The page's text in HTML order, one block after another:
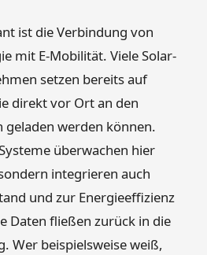
ist die Verbindung von
mit E-Mobilität. Viele Solar-
setzen bereits auf
direkt vor Ort an den
geladen werden können.
überwachen hier
integrieren auch
und zur Energieeffizienz
Daten fließen zurück in die
Wer beispielsweise weiß,